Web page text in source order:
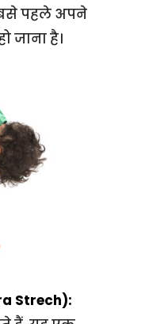
पहले अपने
जाना है।
Strech):